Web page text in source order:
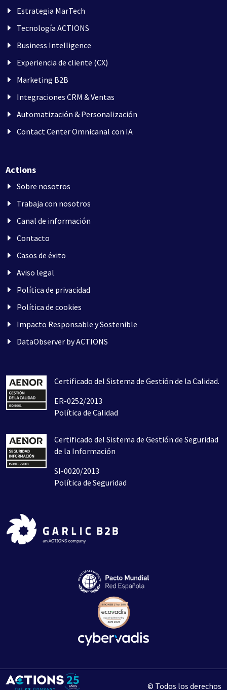
Estrategia MarTech
Tecnología ACTIONS
Business Intelligence
Experiencia de cliente (CX)
Marketing B2B
Integraciones CRM & Ventas
Automatización & Personalización
Contact Center Omnicanal con IA
Actions
Sobre nosotros
Trabaja con nosotros
Canal de información
Contacto
Casos de éxito
Aviso legal
Política de privacidad
Política de cookies
Impacto Responsable y Sostenible
DataObserver by ACTIONS
Certificado del Sistema de Gestión de la Calidad.
ER-0252/2013
Política de Calidad
Certificado del Sistema de Gestión de Seguridad
de la Información
SI-0020/2013
Política de Seguridad
© Todos los derechos